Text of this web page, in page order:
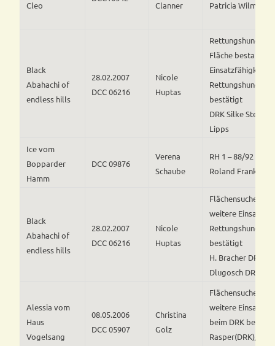
Cleo Clanner Patricia Wilm
Black
Abahachi of
endless hills
28.02.2007
DCC 06216
Nicole
Huptas
Fläche
Einsatzfähigkeit
Rettungshund
bestätigt
DRK Silke Stech
Lipps
Ice vom
Bopparder
Hamm
DCC 09876
Verena
Schaube
RH 1 – 88/92
Roland Franke
Black
Abahachi of
endless hills
28.02.2007
DCC 06216
Nicole
Huptas
Flächensuche
weitere
Rettungshund
bestätigt
H. Bracher DRK
Dlugosch DRK
Alessia vom
Haus
Vogelsang
08.05.2006
DCC 05907
Christina
Golz
Flächensuche,
weitere
beim DRK
Rasper(DRK)/